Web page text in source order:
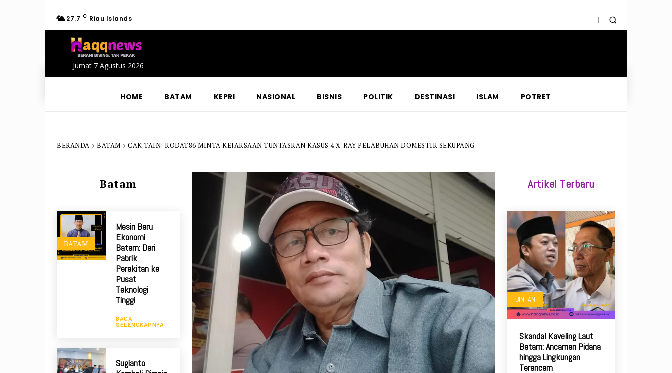
27.7 C Riau Islands
Jumat 7 Agustus 2026
HOME BATAM KEPRI NASIONAL BISNIS POLITIK DESTINASI ISLAM POTRET
BERANDA BATAM CAK TAIN: KODAT86 MINTA KEJAKSAAN TUNTASKAN KASUS 4 X-RAY PELABUHAN DOMESTIK SEKUPANG
Batam
BATAM
Mesin Baru
Ekonomi
Batam: Dari
Pabrik
Perakitan ke
Pusat
Teknologi
Tinggi
BACA
SELENGKAPNYA
Sugianto
Artikel Terbaru
BINTAN
Skandal Kaveling Laut
Batam: Ancaman Pidana
hingga Lingkungan
Terancam